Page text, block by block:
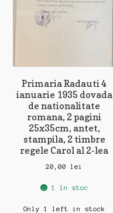
Primaria Radauti 4
ianuarie 1935 dovada
de nationalitate
romana, 2 pagini
25x35cm, antet,
stampila, 2 timbre
regele Carol al 2-lea
20,00lei
1 în stoc
Only 1 left in stock